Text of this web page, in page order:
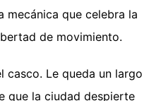
mecánica que celebra la
de movimiento.
casco. Le queda un largo
que la ciudad despierte